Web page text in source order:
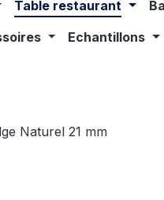
Table restaurant
Echantillons